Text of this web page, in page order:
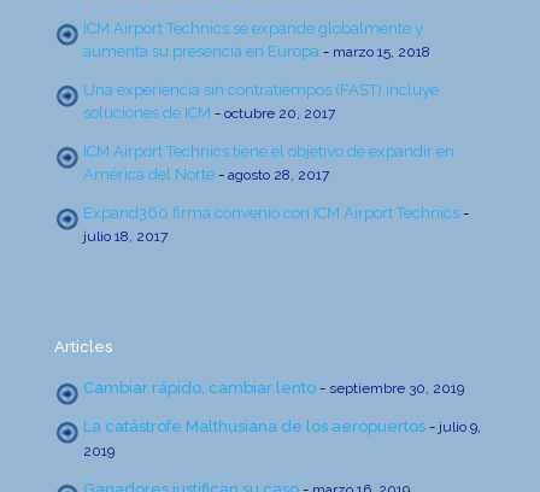
ICM Airport Technics se expande globalmente y
aumenta su presencia en Europa - marzo 15, 2018
Una experiencia sin contratiempos (FAST) incluye
soluciones de ICM - octubre 20, 2017
ICM Airport Technics tiene el objetivo de expandir en
América del Norte - agosto 28, 2017
Expand360 firma convenio con ICM Airport Technics -
julio 18, 2017
Articles
Cambiar rápido, cambiar lento - septiembre 30, 2019
La catástrofe Malthusiana de los aeropuertos - julio 9,
2019